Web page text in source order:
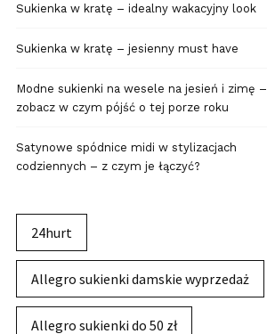
Sukienka w kratę – idealny wakacyjny look
Sukienka w kratę – jesienny must have
Modne sukienki na wesele na jesień i zimę –
zobacz w czym pójść o tej porze roku
Satynowe spódnice midi w stylizacjach
codziennych – z czym je łączyć?
24hurt
Allegro sukienki damskie wyprzedaż
Allegro sukienki do 50 zł